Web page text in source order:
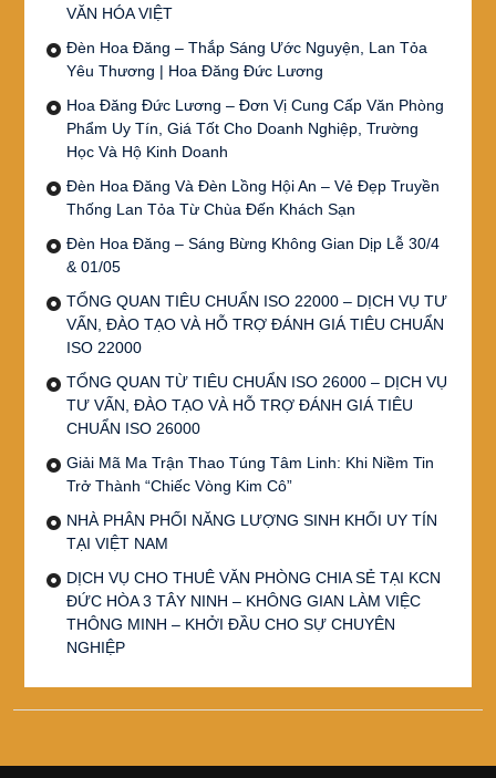
VĂN HÓA VIỆT
Đèn Hoa Đăng – Thắp Sáng Ước Nguyện, Lan Tỏa
Yêu Thương | Hoa Đăng Đức Lương
Hoa Đăng Đức Lương – Đơn Vị Cung Cấp Văn Phòng
Phẩm Uy Tín, Giá Tốt Cho Doanh Nghiệp, Trường
Học Và Hộ Kinh Doanh
Đèn Hoa Đăng Và Đèn Lồng Hội An – Vẻ Đẹp Truyền
Thống Lan Tỏa Từ Chùa Đến Khách Sạn
Đèn Hoa Đăng – Sáng Bừng Không Gian Dịp Lễ 30/4
& 01/05
TỔNG QUAN TIÊU CHUẨN ISO 22000 – DỊCH VỤ TƯ
VẤN, ĐÀO TẠO VÀ HỖ TRỢ ĐÁNH GIÁ TIÊU CHUẨN
ISO 22000
TỔNG QUAN TỪ TIÊU CHUẨN ISO 26000 – DỊCH VỤ
TƯ VẤN, ĐÀO TẠO VÀ HỖ TRỢ ĐÁNH GIÁ TIÊU
CHUẨN ISO 26000
Giải Mã Ma Trận Thao Túng Tâm Linh: Khi Niềm Tin
Trở Thành “Chiếc Vòng Kim Cô”
NHÀ PHÂN PHỐI NĂNG LƯỢNG SINH KHỐI UY TÍN
TẠI VIỆT NAM
DỊCH VỤ CHO THUÊ VĂN PHÒNG CHIA SẺ TẠI KCN
ĐỨC HÒA 3 TÂY NINH – KHÔNG GIAN LÀM VIỆC
THÔNG MINH – KHỞI ĐẦU CHO SỰ CHUYÊN
NGHIỆP